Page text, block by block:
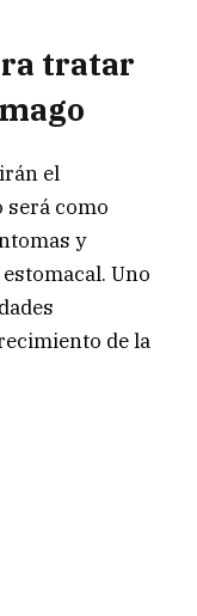
tratar
el
será como
y
Uno
de la